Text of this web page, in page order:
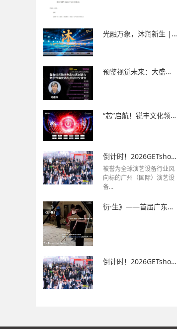
光融万象，沐润新生 | 2026年大型原创主题灯光秀Cshow重磅来袭！
预鉴视觉未来：大盛工作室携手行业巨擘，登陆 2026 GETshow 跨界呈现！
“芯”启航！锐丰文化领衔打造2026 年GETshow《极SHOW》再度亮相
倒计时！2026GETshow即将启幕！观展全攻略速收藏！
被誉为全球演艺设备行业风
向标的广州（国际）演艺设
备...
衍·生》——首届广东省舞台美术教学展重磅来袭！
倒计时！2026GETshow即将启幕！观展全攻略速收藏！